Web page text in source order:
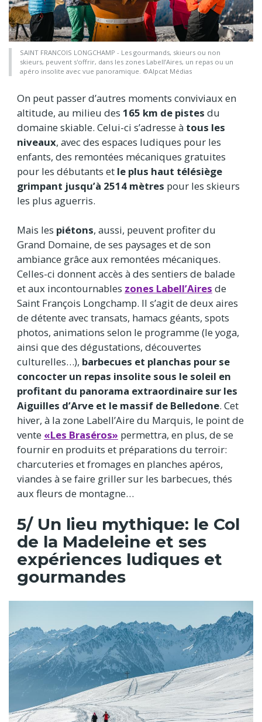
SAINT FRANCOIS LONGCHAMP - Les gourmands, skieurs ou non
skieurs, peuvent s'offrir, dans les zones Labell’Aires, un repas ou un
apéro insolite avec vue panoramique. ©Alpcat Médias
On peut passer d’autres moments conviviaux en
altitude, au milieu des 165 km de pistes du
domaine skiable. Celui-ci s’adresse à tous les
niveaux, avec des espaces ludiques pour les
enfants, des remontées mécaniques gratuites
pour les débutants et le plus haut télésiège
grimpant jusqu’à 2514 mètres pour les skieurs
les plus aguerris.
Mais les piétons, aussi, peuvent profiter du
Grand Domaine, de ses paysages et de son
ambiance grâce aux remontées mécaniques.
Celles-ci donnent accès à des sentiers de balade
et aux incontournables zones Labell’Aires de
Saint François Longchamp. Il s’agit de deux aires
de détente avec transats, hamacs géants, spots
photos, animations selon le programme (le yoga,
ainsi que des dégustations, découvertes
culturelles…), barbecues et planchas pour se
concocter un repas insolite sous le soleil en
profitant du panorama extraordinaire sur les
Aiguilles d’Arve et le massif de Belledone. Cet
hiver, à la zone Labell’Aire du Marquis, le point de
vente «Les Braséros» permettra, en plus, de se
fournir en produits et préparations du terroir:
charcuteries et fromages en planches apéros,
viandes à se faire griller sur les barbecues, thés
aux fleurs de montagne…
5/ Un lieu mythique: le Col
de la Madeleine et ses
expériences ludiques et
gourmandes